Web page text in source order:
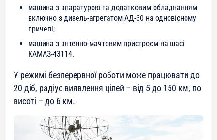
машина з апаратурою та додатковим обладнанням
включно з дизель-агрегатом АД-30 на одновісному
причепі;
машина з антенно-мачтовим пристроєм на шасі
КАМАЗ-43114.
У режимі безперервної роботи може працювати до
20 діб, радіус виявлення цілей – від 5 до 150 км, по
висоті – до 6 км.